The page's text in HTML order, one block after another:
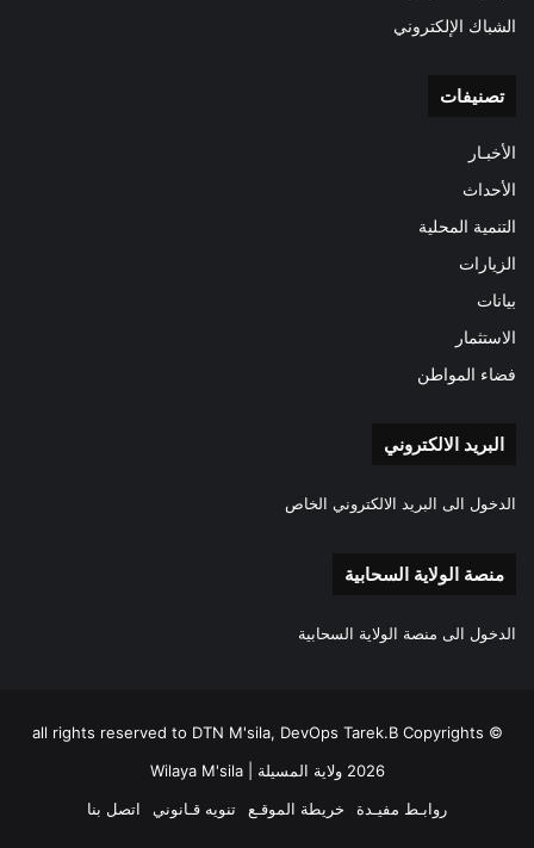
الشباك الإلكتروني
تصنيفات
الأخبـار
الأحداث
التنمية المحلية
الزيارات
بيانات
الاستثمار
فضاء المواطن
البريد الالكتروني
الدخول الى البريد الالكتروني الخاص
منصة الولاية السحابية
الدخول الى منصة الولاية السحابية
all rights reserved to DTN M'sila, DevOps Tarek.B Copyrights ©
2026 ولاية المسيلة | Wilaya M'sila
روابـط مفيـدة
خريطة الموقـع تنويه قـانوني اتصل بنا